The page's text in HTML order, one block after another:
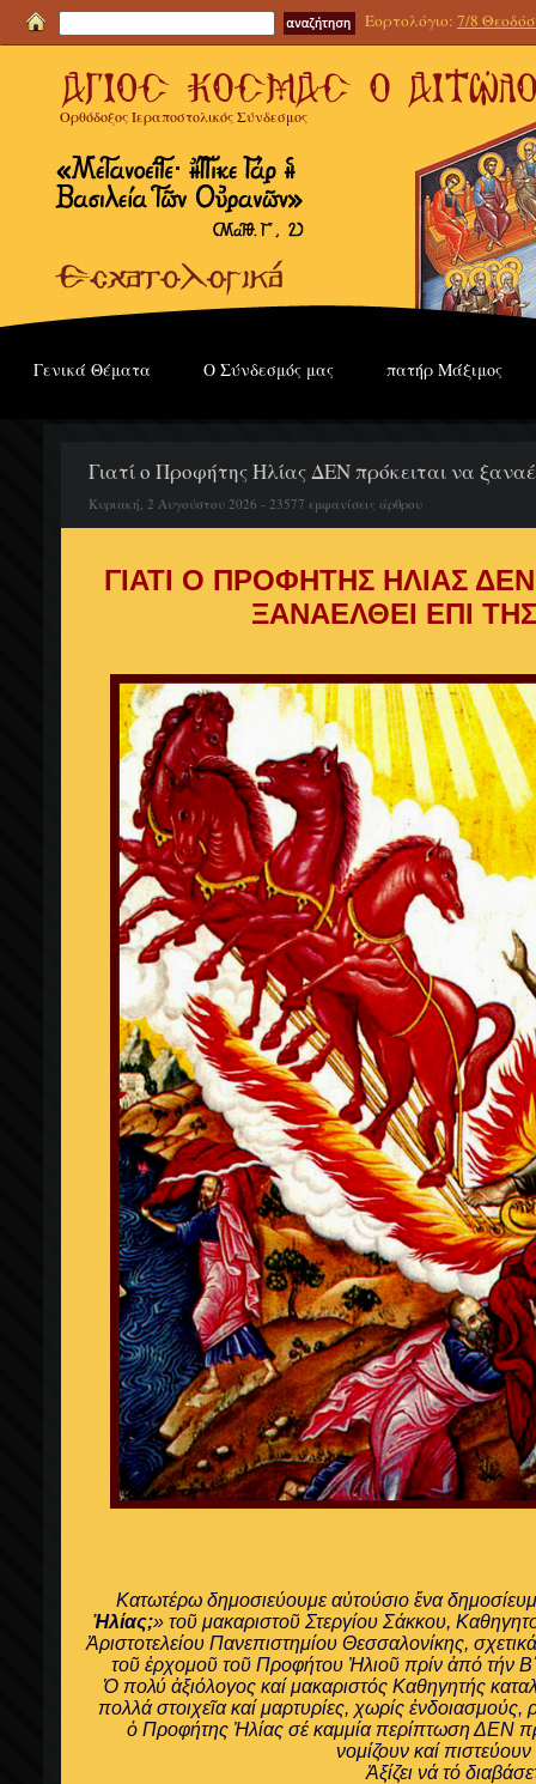
Εορτολόγιο: 7/8
Ορθόδοξος Ιεραποστολικός Σύνδεσμος
Γενικά Θέματα Ο Σύνδεσμός μας πατήρ Μάξιμος
Γιατί ο Προφήτης Ηλίας ΔΕΝ πρόκειται να
Κυριακή, 2 Αυγούστου 2026 - 23577 εμφανίσεις άρθρου
ΓΙΑΤΙ Ο ΠΡΟΦΗΤΗΣ ΗΛΙΑΣ
ΞΑΝΑΕΛΘΕΙ ΕΠΙ
Κατωτέρω δημοσιεύουμε αὐτούσιο ἕνα
Ἠλίας;» τοῦ μακαριστοῦ Στεργίου Σάκκου,
Ἀριστοτελείου Πανεπιστημίου Θεσσαλονίκης,
τοῦ ἐρχομοῦ τοῦ Προφήτου Ἠλιοῦ πρίν ἀπό τήν
Ὁ πολύ ἀξιόλογος καί μακαριστός Καθηγητής
πολλά στοιχεῖα καί μαρτυρίες, χωρίς ἐνδοιασμούς,
ὁ Προφήτης Ἠλίας σέ καμμία περίπτωση ΔΕΝ
νομίζουν καί
Ἀξίζει νά τό